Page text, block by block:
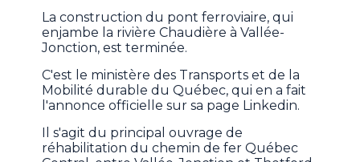
La construction du pont ferroviaire, qui
enjambe la rivière Chaudière à Vallée-
Jonction, est terminée.
C'est le ministère des Transports et de la
Mobilité durable du Québec, qui en a fait
l'annonce officielle sur sa page Linkedin.
Il s'agit du principal ouvrage de
réhabilitation du chemin de fer Québec